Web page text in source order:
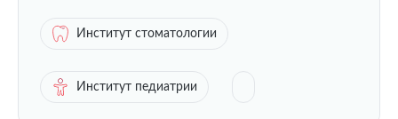
Институт стоматологии
Институт педиатрии